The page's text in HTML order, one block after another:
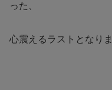
った、
心震えるラストとなりま